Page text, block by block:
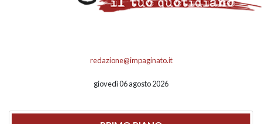
redazione@impaginato.it
giovedì 06 agosto 2026